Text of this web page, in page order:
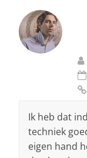
Ik heb dat
techniek
eigen hand